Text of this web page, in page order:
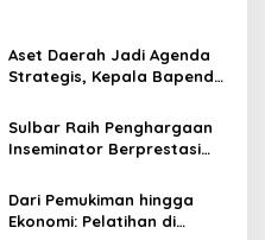
Aset Daerah Jadi Agenda
Strategis, Kepala Bapenda
dengan Sekprov
Sulbar Raih Penghargaan
Inseminator Berprestasi
Nasional 2025
Dari Pemukiman hingga
Ekonomi: Pelatihan di